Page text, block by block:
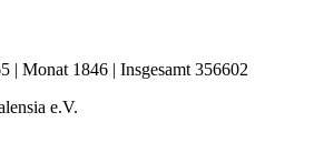
| Monat 1846 | Insgesamt 356602
e.V.